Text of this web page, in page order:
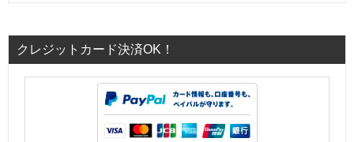
クレジットカード決済OK！